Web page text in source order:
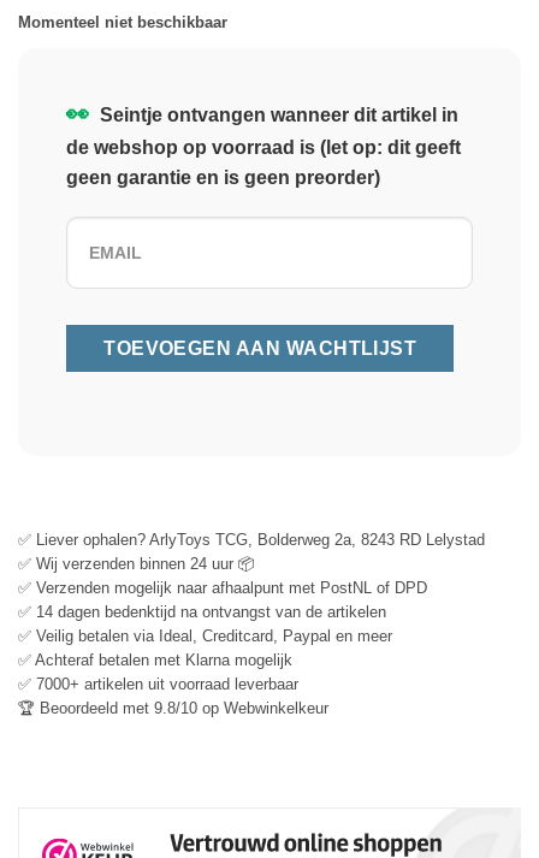
Momenteel niet beschikbaar
👀 Seintje ontvangen wanneer dit artikel in
de webshop op voorraad is (let op: dit geeft
geen garantie en is geen preorder)
✅ Liever ophalen? ArlyToys TCG, Bolderweg 2a, 8243 RD Lelystad
✅ Wij verzenden binnen 24 uur 📦
✅ Verzenden mogelijk naar afhaalpunt met PostNL of DPD
✅ 14 dagen bedenktijd na ontvangst van de artikelen
✅ Veilig betalen via Ideal, Creditcard, Paypal en meer
✅ Achteraf betalen met Klarna mogelijk
✅ 7000+ artikelen uit voorraad leverbaar
🏆 Beoordeeld met 9.8/10 op Webwinkelkeur